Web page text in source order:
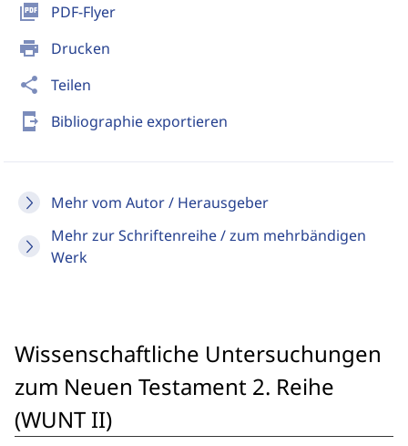
picture_as_pdf PDF-Flyer
print Drucken
share Teilen
send_to_mobile Bibliographie exportieren
Mehr vom Autor / Herausgeber
Mehr zur Schriftenreihe / zum mehrbändigen
Werk
Wissenschaftliche Untersuchungen
zum Neuen Testament 2. Reihe
(WUNT II)